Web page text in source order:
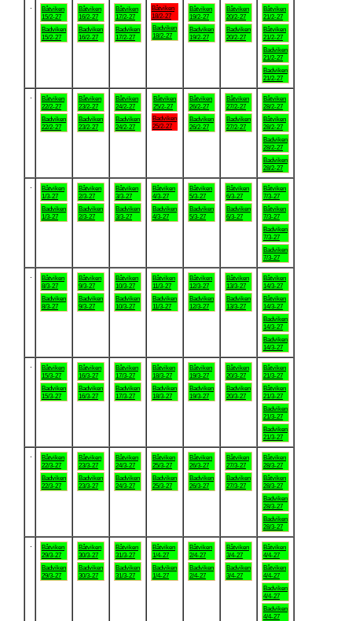
Båtviken
15/2-27
Badviken
15/2-27
Båtviken
16/2-27
Badviken
16/2-27
Båtviken
17/2-27
Badviken
17/2-27
Båtviken
18/2-27
Badviken
18/2-27
Båtviken
19/2-27
Badviken
19/2-27
Båtviken
20/2-27
Badviken
20/2-27
Båtviken
21/2-27
Båtviken
21/2-27
Badviken
21/2-27
Badviken
21/2-27
Båtviken
22/2-27
Badviken
22/2-27
Båtviken
23/2-27
Badviken
23/2-27
Båtviken
24/2-27
Badviken
24/2-27
Båtviken
25/2-27
Badviken
25/2-27
Båtviken
26/2-27
Badviken
26/2-27
Båtviken
27/2-27
Badviken
27/2-27
Båtviken
28/2-27
Båtviken
28/2-27
Badviken
28/2-27
Badviken
28/2-27
Båtviken
1/3-27
Badviken
1/3-27
Båtviken
2/3-27
Badviken
2/3-27
Båtviken
3/3-27
Badviken
3/3-27
Båtviken
4/3-27
Badviken
4/3-27
Båtviken
5/3-27
Badviken
5/3-27
Båtviken
6/3-27
Badviken
6/3-27
Båtviken
7/3-27
Båtviken
7/3-27
Badviken
7/3-27
Badviken
7/3-27
Båtviken
8/3-27
Badviken
8/3-27
Båtviken
9/3-27
Badviken
9/3-27
Båtviken
10/3-27
Badviken
10/3-27
Båtviken
11/3-27
Badviken
11/3-27
Båtviken
12/3-27
Badviken
12/3-27
Båtviken
13/3-27
Badviken
13/3-27
Båtviken
14/3-27
Båtviken
14/3-27
Badviken
14/3-27
Badviken
14/3-27
Båtviken
15/3-27
Badviken
15/3-27
Båtviken
16/3-27
Badviken
16/3-27
Båtviken
17/3-27
Badviken
17/3-27
Båtviken
18/3-27
Badviken
18/3-27
Båtviken
19/3-27
Badviken
19/3-27
Båtviken
20/3-27
Badviken
20/3-27
Båtviken
21/3-27
Båtviken
21/3-27
Badviken
21/3-27
Badviken
21/3-27
Båtviken
22/3-27
Badviken
22/3-27
Båtviken
23/3-27
Badviken
23/3-27
Båtviken
24/3-27
Badviken
24/3-27
Båtviken
25/3-27
Badviken
25/3-27
Båtviken
26/3-27
Badviken
26/3-27
Båtviken
27/3-27
Badviken
27/3-27
Båtviken
28/3-27
Båtviken
28/3-27
Badviken
28/3-27
Badviken
28/3-27
Båtviken
29/3-27
Badviken
29/3-27
Båtviken
30/3-27
Badviken
30/3-27
Båtviken
31/3-27
Badviken
31/3-27
Båtviken
1/4-27
Badviken
1/4-27
Båtviken
2/4-27
Badviken
2/4-27
Båtviken
3/4-27
Badviken
3/4-27
Båtviken
4/4-27
Båtviken
4/4-27
Badviken
4/4-27
Badviken
4/4-27